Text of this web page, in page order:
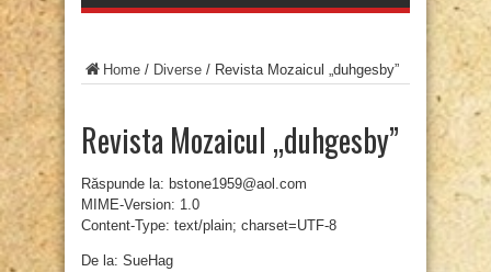
Home / Diverse / Revista Mozaicul „duhgesby”
Revista Mozaicul „duhgesby”
Răspunde la: bstone1959@aol.com
MIME-Version: 1.0
Content-Type: text/plain; charset=UTF-8
De la: SueHag